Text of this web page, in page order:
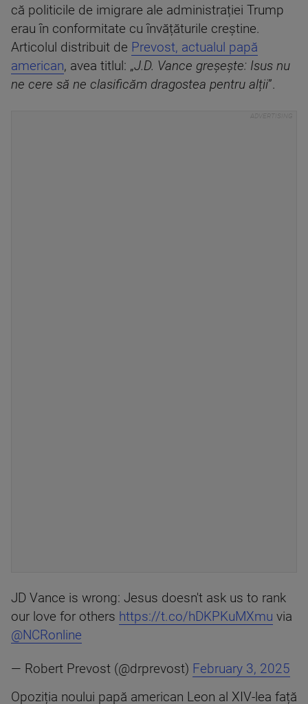
că politicile de imigrare ale administrației Trump
erau în conformitate cu învățăturile creștine.
Articolul distribuit de Prevost, actualul papă
american, avea titlul: „J.D. Vance greșește: Isus nu
ne cere să ne clasificăm dragostea pentru alții”.
JD Vance is wrong: Jesus doesn't ask us to rank
our love for others https://t.co/hDKPKuMXmu via
@NCRonline
— Robert Prevost (@drprevost) February 3, 2025
Opoziția noului papă american Leon al XIV-lea față